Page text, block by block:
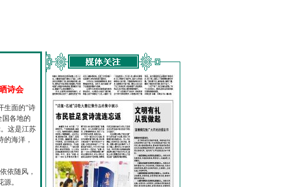
诗会
生面的“诗
各地的
这是江苏
海洋，
依随风，
。